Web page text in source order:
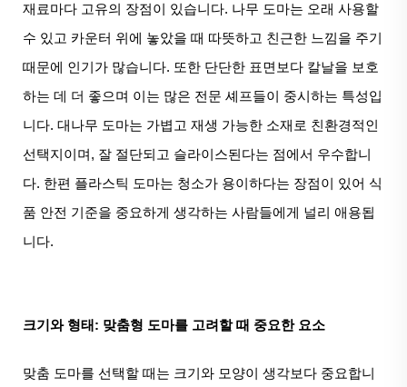
재료마다 고유의 장점이 있습니다. 나무 도마는 오래 사용할
수 있고 카운터 위에 놓았을 때 따뜻하고 친근한 느낌을 주기
때문에 인기가 많습니다. 또한 단단한 표면보다 칼날을 보호
하는 데 더 좋으며 이는 많은 전문 셰프들이 중시하는 특성입
니다. 대나무 도마는 가볍고 재생 가능한 소재로 친환경적인
선택지이며, 잘 절단되고 슬라이스된다는 점에서 우수합니
다. 한편 플라스틱 도마는 청소가 용이하다는 장점이 있어 식
품 안전 기준을 중요하게 생각하는 사람들에게 널리 애용됩
니다.
크기와 형태: 맞춤형 도마를 고려할 때 중요한 요소
맞춤 도마를 선택할 때는 크기와 모양이 생각보다 중요합니